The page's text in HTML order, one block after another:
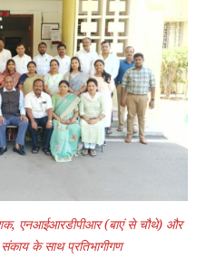
एनआईआरडीपीआर (बाएं से चौथे) और
के साथ प्रतिभागीगण